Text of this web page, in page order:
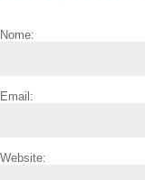
Nome:
Email:
Website: